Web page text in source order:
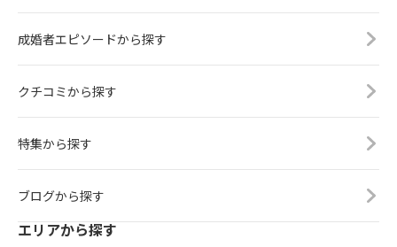
成婚者エピソードから探す
クチコミから探す
特集から探す
ブログから探す
エリアから探す